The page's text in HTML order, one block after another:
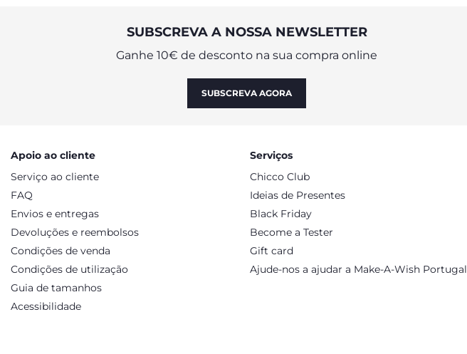
SUBSCREVA A NOSSA NEWSLETTER
Ganhe 10€ de desconto na sua compra online
SUBSCREVA AGORA
Apoio ao cliente
Serviço ao cliente
FAQ
Envios e entregas
Devoluções e reembolsos
Condições de venda
Condições de utilização
Guia de tamanhos
Acessibilidade
Serviços
Chicco Club
Ideias de Presentes
Black Friday
Become a Tester
Gift card
Ajude-nos a ajudar a Make-A-Wish Portugal